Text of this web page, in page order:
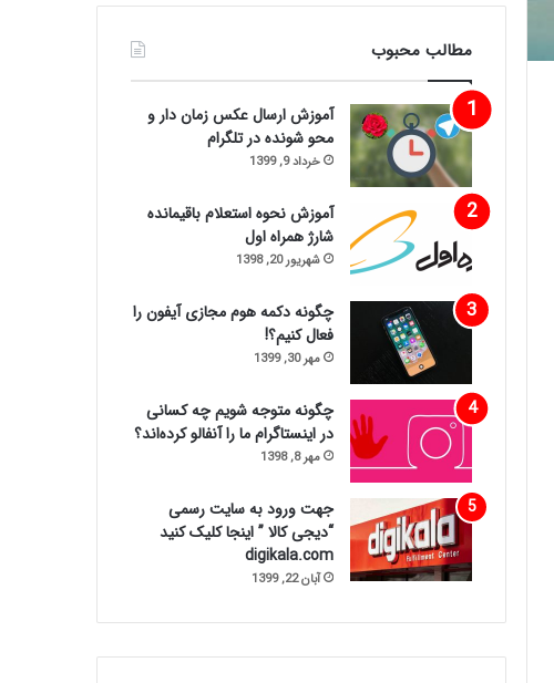
مطالب محبوب
آموزش ارسال عکس زمان دار و
محو شونده در تلگرام
خرداد 9, 1399
آموزش نحوه استعلام باقیمانده
شارژ همراه اول
شهریور 20, 1398
چگونه دکمه هوم مجازی آیفون را
فعال کنیم؟!
مهر 30, 1399
چگونه متوجه شویم چه کسانی
در اینستاگرام ما را آنفالو کرده‌اند؟
مهر 8, 1398
جهت ورود به سایت رسمی
“دیجی کالا ” اینجا کلیک کنید
digikala.com
آبان 22, 1399